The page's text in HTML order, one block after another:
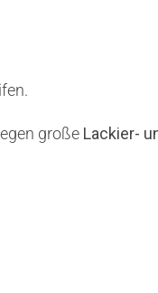
große Lackier-